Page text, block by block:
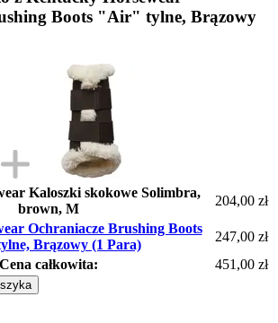
Boots "Air" tylne, Brązowy
Kaloszki skokowe Solimbra,
brown, M
204,00 zł
Ochraniacze Brushing Boots
Brązowy (1 Para)
247,00 zł
Cena całkowita:
451,00 zł